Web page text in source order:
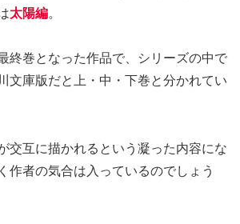
太陽編。
終巻となった作品で、シリーズの中で
文庫版だと上・中・下巻と分かれてい
交互に描かれるという凝った内容にな
作者の気合は入っているのでしょう